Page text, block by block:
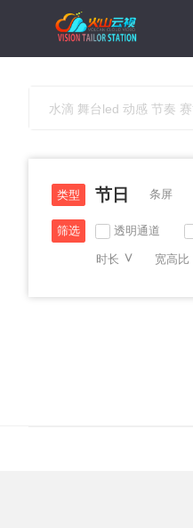
类型 节日 条屏
筛选 透明通道
时长 ＾ 宽高比